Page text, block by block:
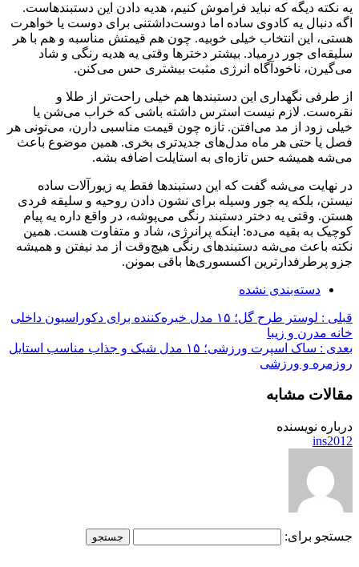
یه نکته دیگه که نباید فراموش کنیم، هدیه دادن این دستبندهاست.
اگه دنبال یه کادوی ساده اما دوست‌داشتنی برای دوست یا خواهرت
هستی، این انتخاب خیلی خوبیه. چون هم قیمتش مناسبه و هم با هر
سلیقه‌ای جور درمیاد. بیشتر دخترها وقتی یه هدیه رنگی و شاد
می‌گیرن، ناخودآگاه انرژی مثبت بیشتری حس می‌کنن.
از طرفی نگهداری این دستبندها هم خیلی راحت‌تر از طلا و
نقره‌ست. لازم نیست استرس داشته باشی که خراب می‌شن یا
خیلی زود از مد می‌افتن. تازه چون قیمت مناسبی دارن، می‌تونی هر
فصل یا حتی هر ماه مدل‌های جدیدتری بخری. همین موضوع باعث
می‌شه همیشه حس تازه‌ای به استایلت اضافه بشه.
در نهایت می‌شه گفت که این دستبندها فقط یه زیورآلات ساده
نیستن، بلکه یه جور وسیله برای نشون دادن روحیه و سلیقه فردی
هستن. وقتی یه دختر دستبند رنگی می‌پوشه، در واقع داره یه پیام
کوچیک به بقیه می‌ده: اینکه پرانرژی، شاد و متفاوت هست. همین
نکته باعث می‌شه دستبندهای رنگی هیچ‌وقت از مد نیفتن و همیشه
جزو پرطرفدارترین اکسسوری‌ها باقی بمونن.
دسته‌بندی نشده
قبلی :
لوستر طرح گل؛ ۱۵ مدل خیره‌کننده برای دکوراسیون داخلی
خانه مدرن و زیبا
بعدی :
ساک اسپرت ورزشی؛ ۱۵ مدل شیک و جذاب مناسب استایل
روزمره و ورزشی
مقالات مشابه
درباره نویسنده
ins2012
جستجو برای: